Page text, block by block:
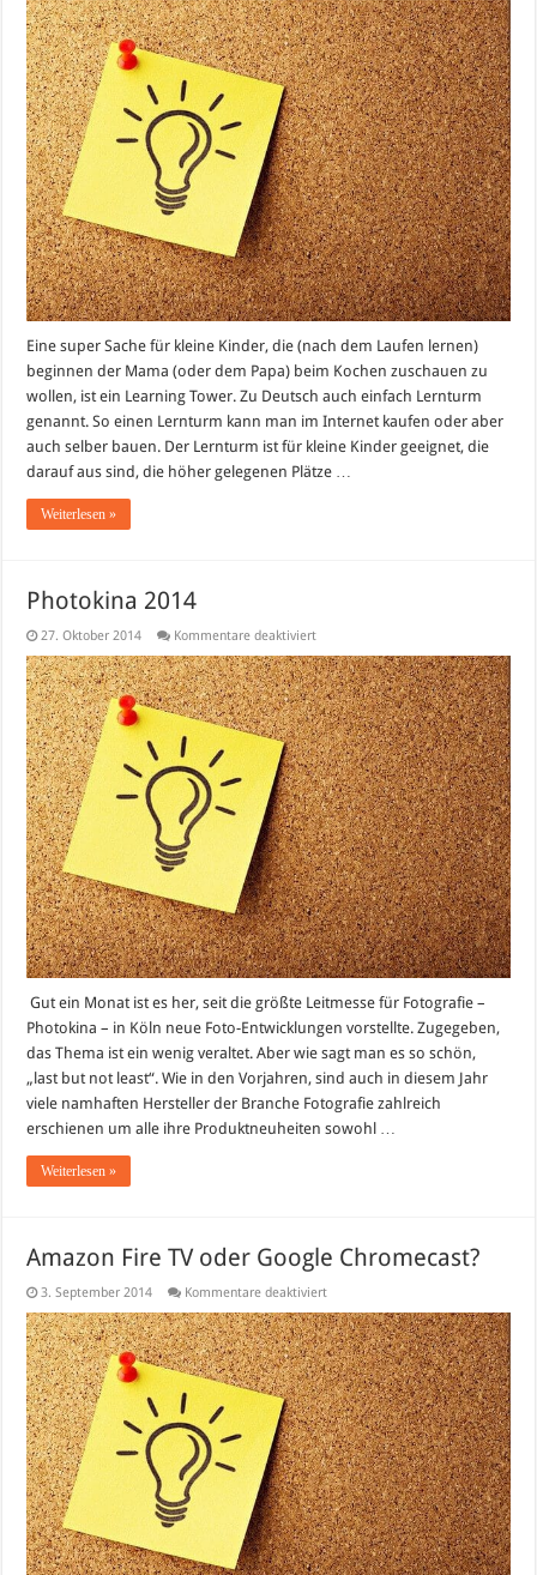
(Learning
Tower)
Selber
bauen
oder
Kaufen?
Eine super Sache für kleine Kinder, die (nach dem Laufen lernen)
beginnen der Mama (oder dem Papa) beim Kochen zuschauen zu
wollen, ist ein Learning Tower. Zu Deutsch auch einfach Lernturm
genannt. So einen Lernturm kann man im Internet kaufen oder aber
auch selber bauen. Der Lernturm ist für kleine Kinder geeignet, die
darauf aus sind, die höher gelegenen Plätze …
Weiterlesen »
Photokina 2014
27. Oktober 2014 Kommentare deaktiviertfür
2014
Gut ein Monat ist es her, seit die größte Leitmesse für Fotografie –
Photokina – in Köln neue Foto-Entwicklungen vorstellte. Zugegeben,
das Thema ist ein wenig veraltet. Aber wie sagt man es so schön,
„last but not least“. Wie in den Vorjahren, sind auch in diesem Jahr
viele namhaften Hersteller der Branche Fotografie zahlreich
erschienen um alle ihre Produktneuheiten sowohl …
Weiterlesen »
Amazon Fire TV oder Google Chromecast?
3. September 2014 Kommentare deaktiviertfür
Fire
TV
oder
Google
Chromecast?